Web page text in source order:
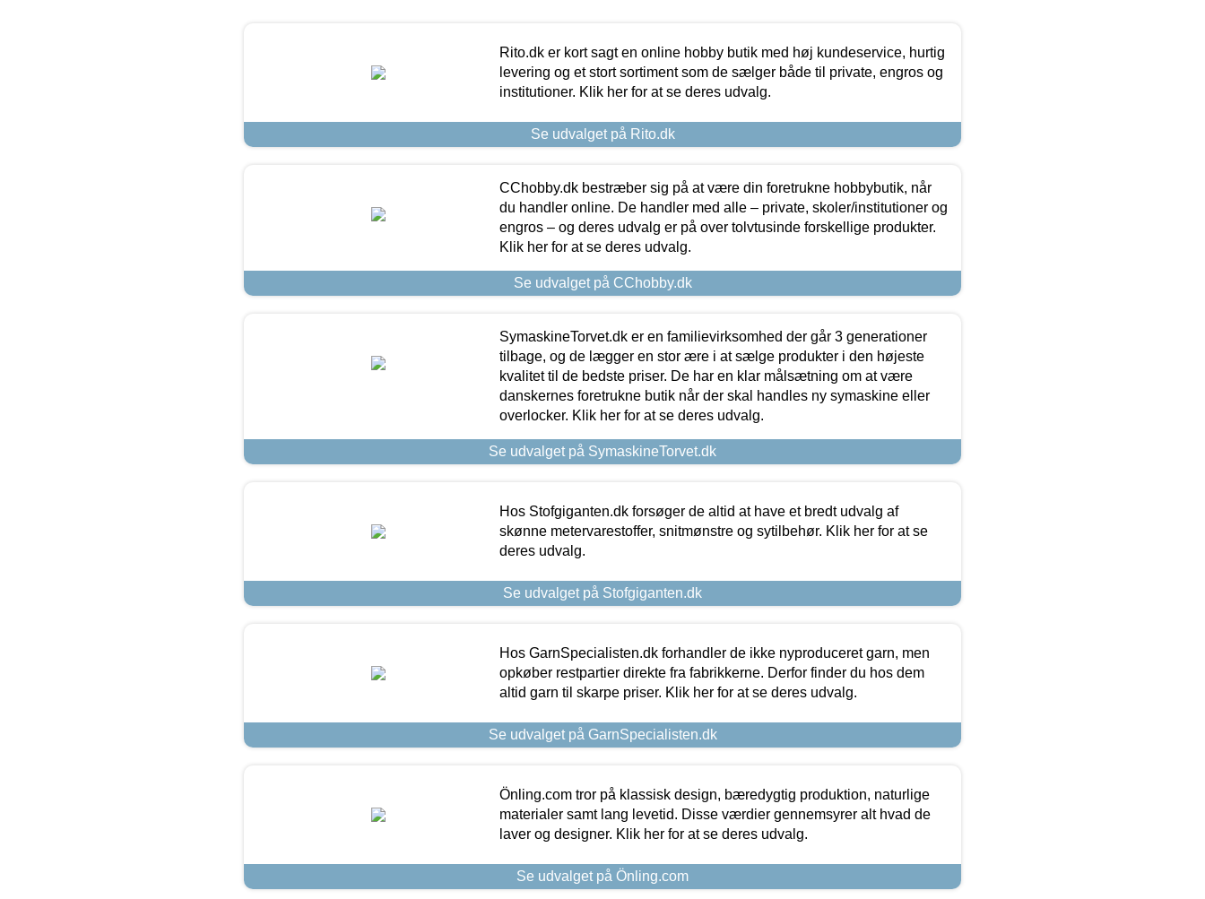
Rito.dk er kort sagt en online hobby butik med høj kundeservice, hurtig
levering og et stort sortiment som de sælger både til private, engros og
institutioner. Klik her for at se deres udvalg.
Se udvalget på Rito.dk
CChobby.dk bestræber sig på at være din foretrukne hobbybutik, når
du handler online. De handler med alle – private, skoler/institutioner og
engros – og deres udvalg er på over tolvtusinde forskellige produkter.
Klik her for at se deres udvalg.
Se udvalget på CChobby.dk
SymaskineTorvet.dk er en familievirksomhed der går 3 generationer
tilbage, og de lægger en stor ære i at sælge produkter i den højeste
kvalitet til de bedste priser. De har en klar målsætning om at være
danskernes foretrukne butik når der skal handles ny symaskine eller
overlocker. Klik her for at se deres udvalg.
Se udvalget på SymaskineTorvet.dk
Hos Stofgiganten.dk forsøger de altid at have et bredt udvalg af
skønne metervarestoffer, snitmønstre og sytilbehør. Klik her for at se
deres udvalg.
Se udvalget på Stofgiganten.dk
Hos GarnSpecialisten.dk forhandler de ikke nyproduceret garn, men
opkøber restpartier direkte fra fabrikkerne. Derfor finder du hos dem
altid garn til skarpe priser. Klik her for at se deres udvalg.
Se udvalget på GarnSpecialisten.dk
Önling.com tror på klassisk design, bæredygtig produktion, naturlige
materialer samt lang levetid. Disse værdier gennemsyrer alt hvad de
laver og designer. Klik her for at se deres udvalg.
Se udvalget på Önling.com